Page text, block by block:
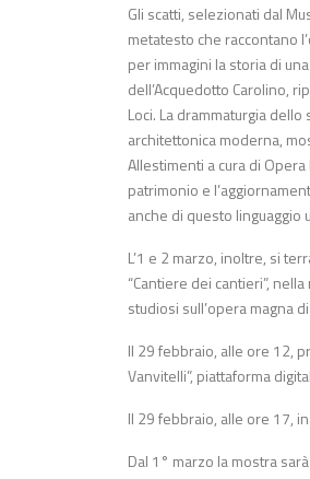
Gli scatti, selezionati dal
metatesto che raccontano
per immagini la storia di
dell’Acquedotto Carolino,
Loci. La drammaturgia
architettonica moderna,
Allestimenti a cura di
patrimonio e
anche di questo linguaggio
L’1 e 2 marzo, inoltre, si
“Cantiere dei cantieri”,
studiosi sull’opera magna
Il 29 febbraio, alle ore 12,
Vanvitelli”, piattaforma
Il 29 febbraio, alle ore 17,
Dal 1° marzo la mostra